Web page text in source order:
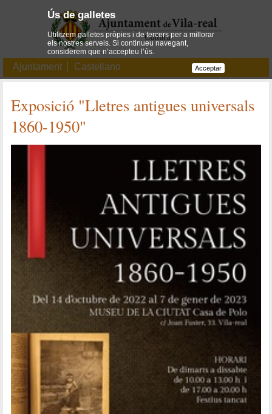
Ajuntament Castellano
Exposició "Lletres antigues universals
1860-1950"
Ús de galletes
Utilitzem galletes pròpies i de tercers per a millorar
els nostres serveis. Si continueu navegant,
considerem que n’accepteu l’ús.
Acceptar